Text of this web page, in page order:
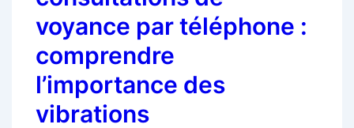
ligne
sur
l’amour
voyance par téléphone :
comprendre
l’importance des
vibrations